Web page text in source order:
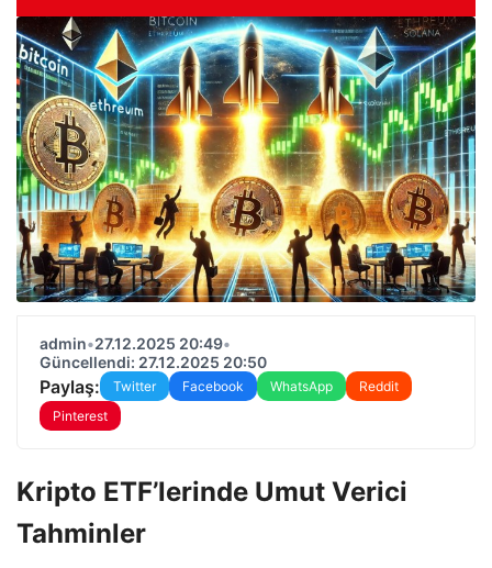
admin•27.12.2025 20:49•
Güncellendi: 27.12.2025 20:50
Paylaş: Twitter Facebook WhatsApp
Reddit
Pinterest
Kripto ETF’lerinde Umut Verici
Tahminler